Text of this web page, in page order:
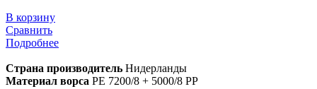
В корзину
Сравнить
Подробнее
Страна производитель Нидерланды
Материал ворса PE 7200/8 + 5000/8 PP